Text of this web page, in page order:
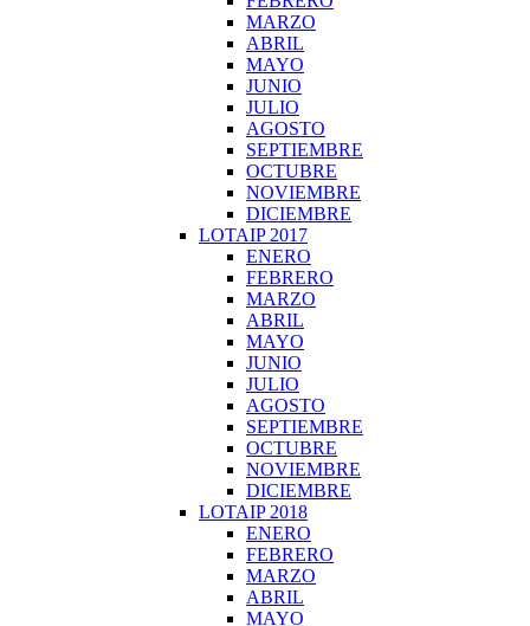
MARZO
ABRIL
MAYO
JUNIO
JULIO
AGOSTO
SEPTIEMBRE
OCTUBRE
NOVIEMBRE
DICIEMBRE
LOTAIP 2017
ENERO
FEBRERO
MARZO
ABRIL
MAYO
JUNIO
JULIO
AGOSTO
SEPTIEMBRE
OCTUBRE
NOVIEMBRE
DICIEMBRE
LOTAIP 2018
ENERO
FEBRERO
MARZO
ABRIL
MAYO